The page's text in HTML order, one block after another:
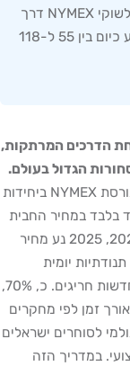
22:30 שעון ישראל). סוחרים ישראלים ניגשים לשוקי NYMEX דרך
חברות ברוקראז בינלאומיות, בטווח מחירים שנע כיום בין 55 ל-118
הדרכים המרתקות,
הגדול בעולם.
נפט WTI (West Texas Intermediate) נסחר בבורסת NYMEX ביחידות
אחד בלבד במחיר החבית
שווה 1,000 דולר רווח או הפסד לחוזה. בשנים 2024, 2025 נע מחיר
עם תנודתיות יומית
טיפוסית של 1.5%, 4% ביום רגיל, ועד 10% בימי חדשות חריגים. כ, 70%,
זמן לפי מחקרים
לסוחרים ישראלים
במדריך הזה